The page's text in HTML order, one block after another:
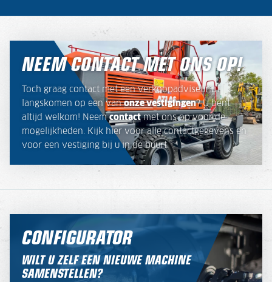
NEEM CONTACT MET ONS OP!
Toch graag contact met een verkoopadviseur of
langskomen op een vanonze vestigingen? U bent
altijd welkom! Neemcontactmet ons op voor de
mogelijkheden. Kijk hier voor alle contactgegevens en
voor een vestiging bij u in de buurt.
CONFIGURATOR
WILT U ZELF EEN NIEUWE MACHINE
SAMENSTELLEN?